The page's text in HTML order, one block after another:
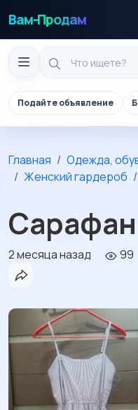
Вам-Продам
Подайте объявление
Главная
Одежда,
Женский гардероб
Сарафан
2 месяца назад 99